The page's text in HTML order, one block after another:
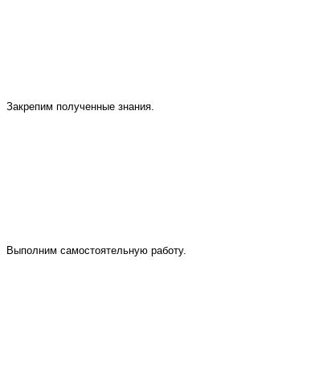
Закрепим полученные знания.
Выполним самостоятельную работу.